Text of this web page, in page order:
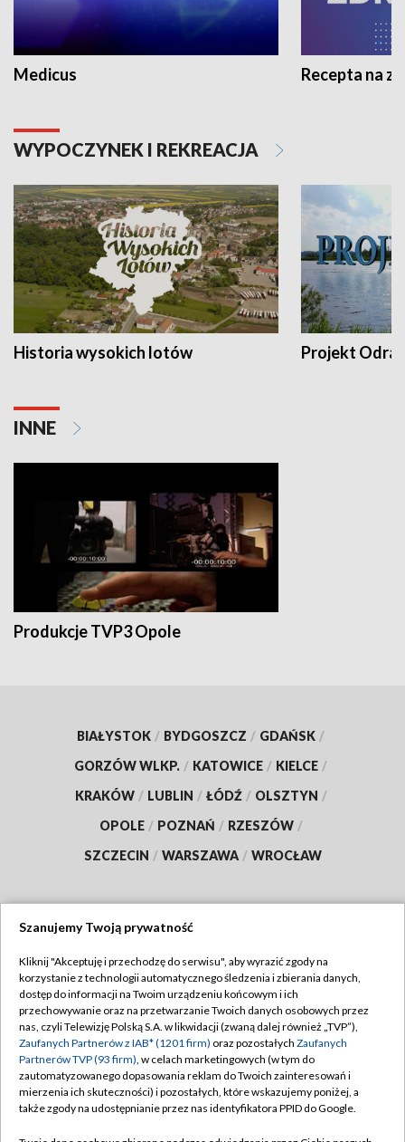
Medicus Recepta na
WYPOCZYNEK I REKREACJA
Historia wysokich lotów Projekt Odra
INNE
Produkcje TVP3 Opole
BIAŁYSTOK / BYDGOSZCZ / GDAŃSK /
GORZÓW WLKP. / KATOWICE / KIELCE /
KRAKÓW / LUBLIN / ŁÓDŹ / OLSZTYN /
OPOLE / POZNAŃ / RZESZÓW /
SZCZECIN / WARSZAWA / WROCŁAW
TVP
Abonament TVP
Emisja w TVP
Centrum informacji TVP
Naziemna Telewizja Cyfrowa
Regulamin TVP
Polityka prywatności
Moje zgody
Pomoc
Szanujemy Twoją prywatność
Kliknij "Akceptuję i przechodzę do serwisu", aby wyrazić zgody na
korzystanie z technologii automatycznego śledzenia i zbierania danych,
dostęp do informacji na Twoim urządzeniu końcowym i ich
przechowywanie oraz na przetwarzanie Twoich danych osobowych przez
nas, czyli Telewizję Polską S.A. w likwidacji (zwaną dalej również „TVP”),
Zaufanych Partnerów z IAB* (1201 firm) oraz pozostałych Zaufanych
Partnerów TVP (93 firm), w celach marketingowych (w tym do
zautomatyzowanego dopasowania reklam do Twoich zainteresowań i
mierzenia ich skuteczności) i pozostałych, które wskazujemy poniżej, a
także zgody na udostępnianie przez nas identyfikatora PPID do Google.